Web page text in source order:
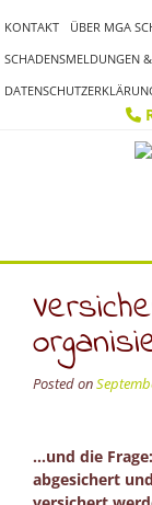
to
content
KONTAKT ÜBER MGA
SCHADENSMELDUNGEN
Posted on
…und die
abgesichert